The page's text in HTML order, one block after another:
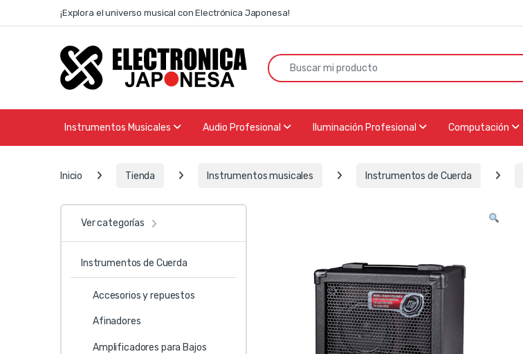
Skip to navigation
Skip to content¡Explora el universo musical con Electrónica Japonesa!
Search for:
Instrumentos Musicales Audio Profesional Iluminación Profesional Computación
Inicio Tienda Instrumentos musicales Instrumentos de Cuerda
Ver categorías
Instrumentos de Cuerda
Accesorios y repuestos
Afinadores
Amplificadores para Bajos